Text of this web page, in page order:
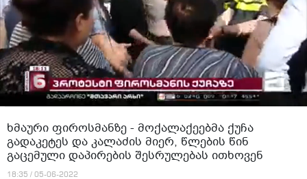
ხმაური ფიროსმანზე - მოქალაქეებმა ქუჩა
გადაკეტეს და კალაძის მიერ, წლების წინ
გაცემული დაპირების შესრულებას ითხოვენ
18:35 / 05-06-2022